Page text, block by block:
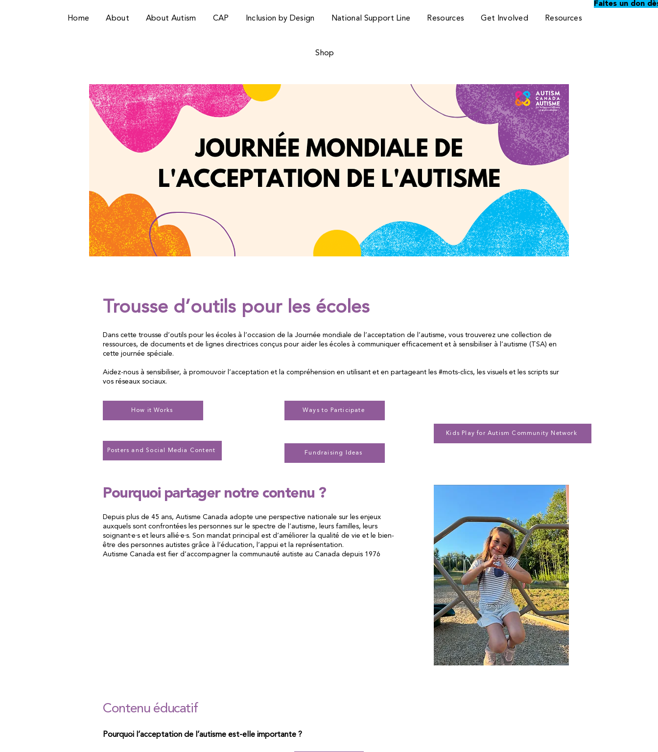
Home About About Autism CAP Inclusion by Design National Support Line Resources Get Involved Resources
Shop
Faites un don
Trousse d’outils pour les écoles
Dans cette trousse d’outils pour les écoles à l’occasion de la Journée mondiale de l’acceptation de l’autisme, vous trouverez une collection de
ressources, de documents et de lignes directrices conçus pour aider les écoles à communiquer efficacement et à sensibiliser à l’autisme (TSA) en
cette journée spéciale.
Aidez-nous à sensibiliser, à promouvoir l’acceptation et la compréhension en utilisant et en partageant les #mots-clics, les visuels et les scripts sur
vos réseaux sociaux.
How it Works
Posters and Social Media Content
Ways to Participate
Kids Play for Autism Community Network
Fundraising Ideas
Pourquoi partager notre contenu ?
Depuis plus de 45 ans, Autisme Canada adopte une perspective nationale sur les enjeux
auxquels sont confrontées les personnes sur le spectre de l’autisme, leurs familles, leurs
soignant·e·s et leurs allié·e·s. Son mandat principal est d’améliorer la qualité de vie et le bien-
être des personnes autistes grâce à l’éducation, l’appui et la représentation.
Autisme Canada est fier d’accompagner la communauté autiste au Canada depuis 1976
Contenu éducatif
Pourquoi l’acceptation de l’autisme est-elle importante ?